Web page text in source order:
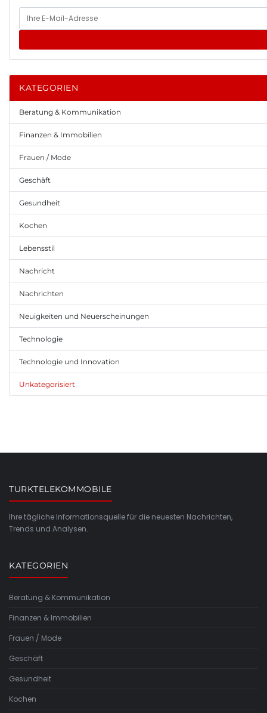
KATEGORIEN
Beratung & Kommunikation
Finanzen & Immobilien
Frauen / Mode
Geschäft
Gesundheit
Kochen
Lebensstil
Nachricht
Nachrichten
Neuigkeiten und Neuerscheinungen
Technologie
Technologie und Innovation
Unkategorisiert
TURKTELEKOMMOBILE
Ihre tägliche Informationsquelle für die neuesten Nachrichten,
Trends und Analysen.
KATEGORIEN
Beratung & Kommunikation
Finanzen & Immobilien
Frauen / Mode
Geschäft
Gesundheit
Kochen